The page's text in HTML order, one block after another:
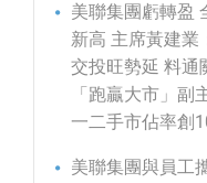
美聯集團虧轉盈
新高 主席黃建業
交投旺勢延 料通
「跑贏大市」
一二手市佔率創
美聯集團與員工